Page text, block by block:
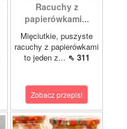
Racuchy z
papierówkami...
Mięciutkie, puszyste
racuchy z papierówkami
to jeden z... ⇖ 311
Zobacz przepis!